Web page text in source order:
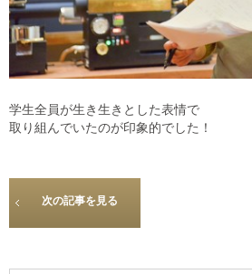
学生全員が生き生きとした表情で
取り組んでいたのが印象的でした！
次の記事を見る